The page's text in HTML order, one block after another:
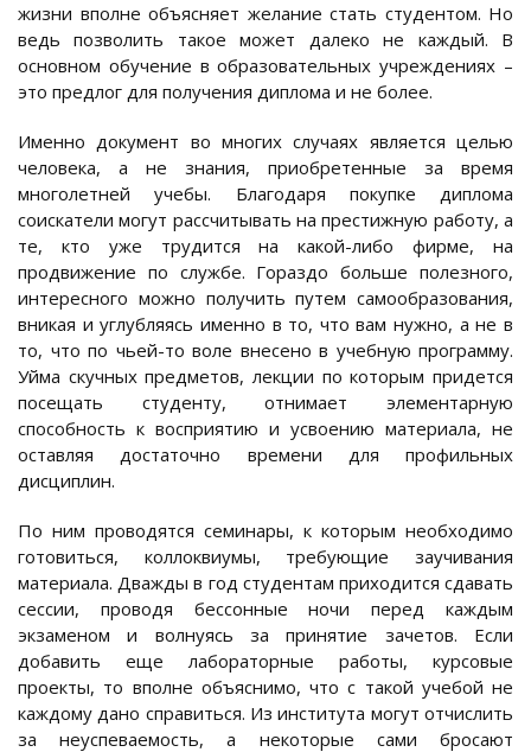
жизни вполне объясняет желание стать студентом. Но
ведь позволить такое может далеко не каждый. В
основном обучение в образовательных учреждениях –
это предлог для получения диплома и не более.
Именно документ во многих случаях является целью
человека, а не знания, приобретенные за время
многолетней учебы. Благодаря покупке диплома
соискатели могут рассчитывать на престижную работу, а
те, кто уже трудится на какой-либо фирме, на
продвижение по службе. Гораздо больше полезного,
интересного можно получить путем самообразования,
вникая и углубляясь именно в то, что вам нужно, а не в
то, что по чьей-то воле внесено в учебную программу.
Уйма скучных предметов, лекции по которым придется
посещать студенту, отнимает элементарную
способность к восприятию и усвоению материала, не
оставляя достаточно времени для профильных
дисциплин.
По ним проводятся семинары, к которым необходимо
готовиться, коллоквиумы, требующие заучивания
материала. Дважды в год студентам приходится сдавать
сессии, проводя бессонные ночи перед каждым
экзаменом и волнуясь за принятие зачетов. Если
добавить еще лабораторные работы, курсовые
проекты, то вполне объяснимо, что с такой учебой не
каждому дано справиться. Из института могут отчислить
за неуспеваемость, а некоторые сами бросают